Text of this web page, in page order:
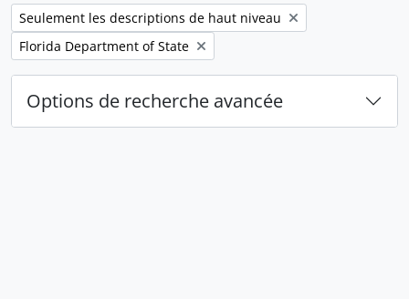
Remove filter:
Seulement les descriptions de haut niveau
Remove filter:
Florida Department of State
Options de recherche avancée